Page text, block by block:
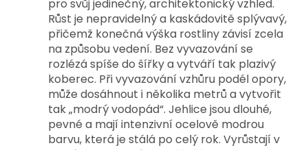
pro svůj jedinečný, architektonický vzhled.
Růst je nepravidelný a kaskádovitě splývavý,
přičemž konečná výška rostliny závisí zcela
na způsobu vedení. Bez vyvazování se
rozlézá spíše do šířky a vytváří tak plazivý
koberec. Při vyvazování vzhůru podél opory,
může dosáhnout i několika metrů a vytvořit
tak „modrý vodopád“. Jehlice jsou dlouhé,
pevné a mají intenzivní ocelově modrou
barvu, která je stálá po celý rok. Vyrůstají v